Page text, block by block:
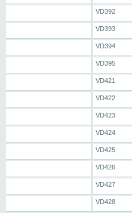
VD392
VD393
VD394
VD395
VD421
VD422
VD423
VD424
VD425
VD426
VD427
VD428